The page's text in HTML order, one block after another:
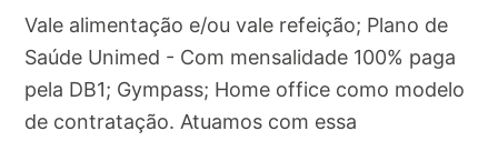
Vale alimentação e/ou vale refeição; Plano de
Saúde Unimed - Com mensalidade 100% paga
pela DB1; Gympass; Home office como modelo
de contratação. Atuamos com essa